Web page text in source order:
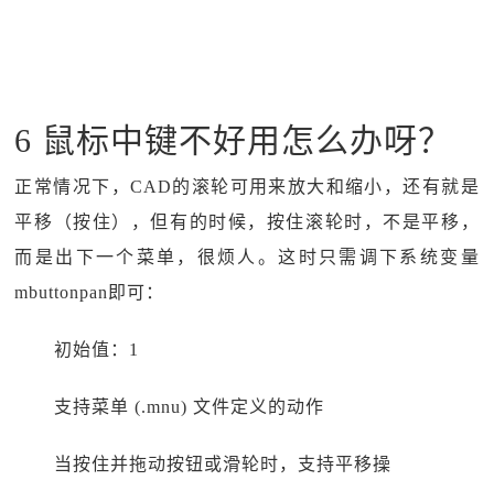
6 鼠标中键不好用怎么办呀？
正常情况下，CAD的滚轮可用来放大和缩小，还有就是
平移（按住），但有的时候，按住滚轮时，不是平移，
而是出下一个菜单，很烦人。这时只需调下系统变量
mbuttonpan即可：
初始值：1
支持菜单 (.mnu) 文件定义的动作
当按住并拖动按钮或滑轮时，支持平移操